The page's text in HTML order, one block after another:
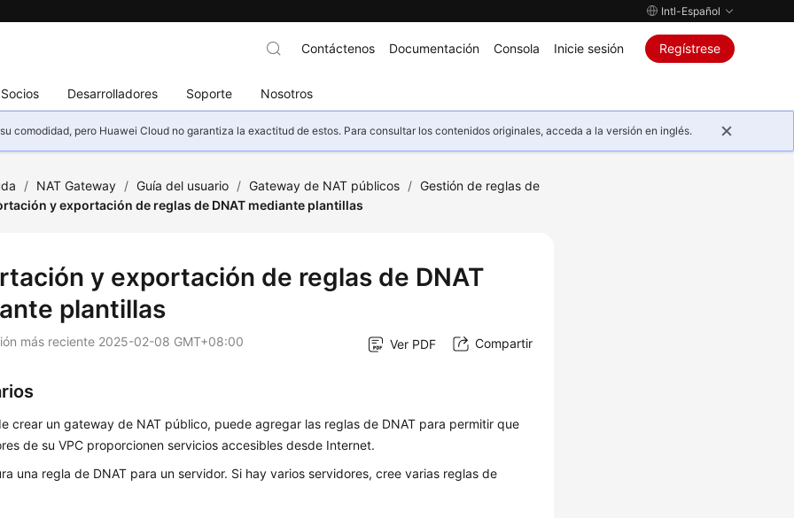
Intl-Español
Socios Desarrolladores Soporte Nosotros
Contáctenos Documentación Consola Inicie sesión Regístrese
comodidad, pero Huawei Cloud no garantiza la exactitud de estos. Para consultar los contenidos originales, acceda a la versión en inglés.
/ NAT Gateway / Guía del usuario / Gateway de NAT públicos / Gestión de reglas de
y exportación de reglas de DNAT mediante plantillas
y exportación de reglas de DNAT
plantillas
más reciente 2025-02-08 GMT+08:00 Ver PDF Compartir
crear un gateway de NAT público, puede agregar las reglas de DNAT para permitir que
de su VPC proporcionen servicios accesibles desde Internet.
una regla de DNAT para un servidor. Si hay varios servidores, cree varias reglas de